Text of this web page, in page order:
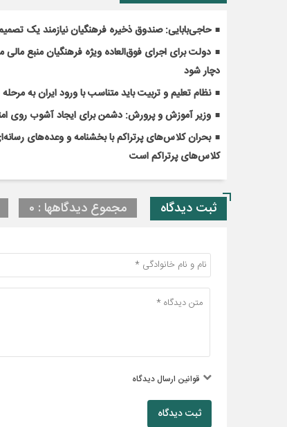
حاجی‌بابایی: صندوق ذخیره فرهنگیان نیازمند یک
دولت برای اجرای فوق‌العاده ویژه فرهنگیان منبع
دچار شود
نظام تعلیم و تربیت باید متناسب با ورود ایران به
وزیر آموزش و پرورش: دشمن برای ایجاد آشوب روی
کلاس‌های پرتراکم است
ثبت دیدگاه مجموع دیدگاهها : 0
قوانین ارسال دیدگاه
ثبت دیدگاه